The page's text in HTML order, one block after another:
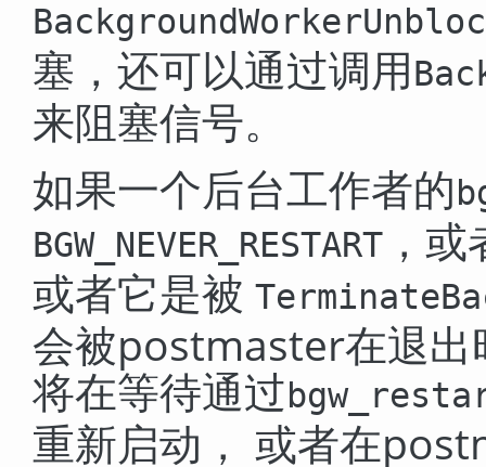
塞，还可以通过调用
来阻塞信号。
如果一个后台工作者的
BGW_NEVER_RESTART ，
或者它是被
会被postmaster在退出
将在等待通过
重新启动， 或者在